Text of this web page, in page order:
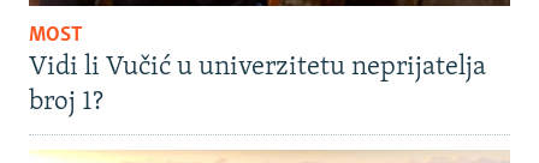
MOST
Vidi li Vučić u univerzitetu neprijatelja
broj 1?